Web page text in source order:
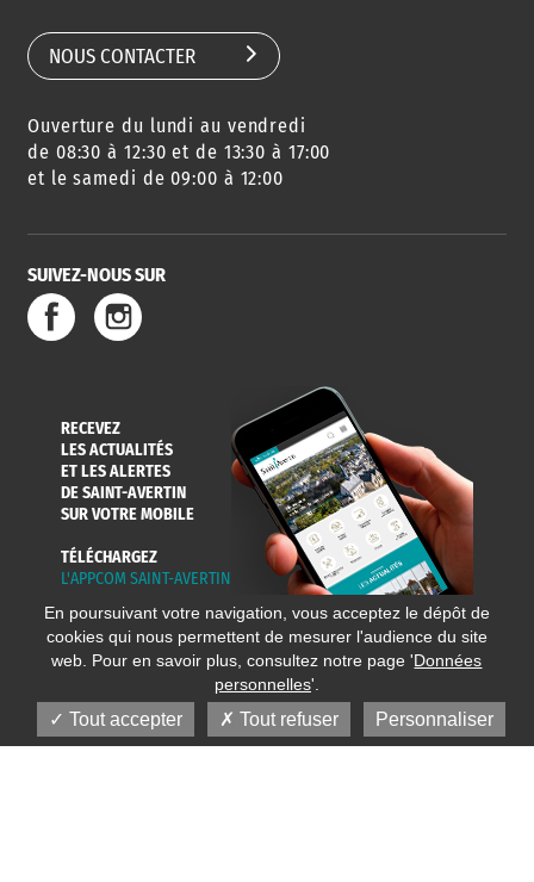
NOUS CONTACTER
Ouverture du lundi au vendredi
de 08:30 à 12:30 et de 13:30 à 17:00
et le samedi de 09:00 à 12:00
SUIVEZ-NOUS SUR
RECEVEZ
LES ACTUALITÉS
ET LES ALERTES
DE SAINT-AVERTIN
SUR VOTRE MOBILE
TÉLÉCHARGEZ
L'APPCOM SAINT-AVERTIN
En poursuivant votre navigation, vous acceptez le dépôt de
cookies qui nous permettent de mesurer l'audience du site
web. Pour en savoir plus, consultez notre page 'Données
personnelles'.
Tout accepter Tout refuser Personnaliser